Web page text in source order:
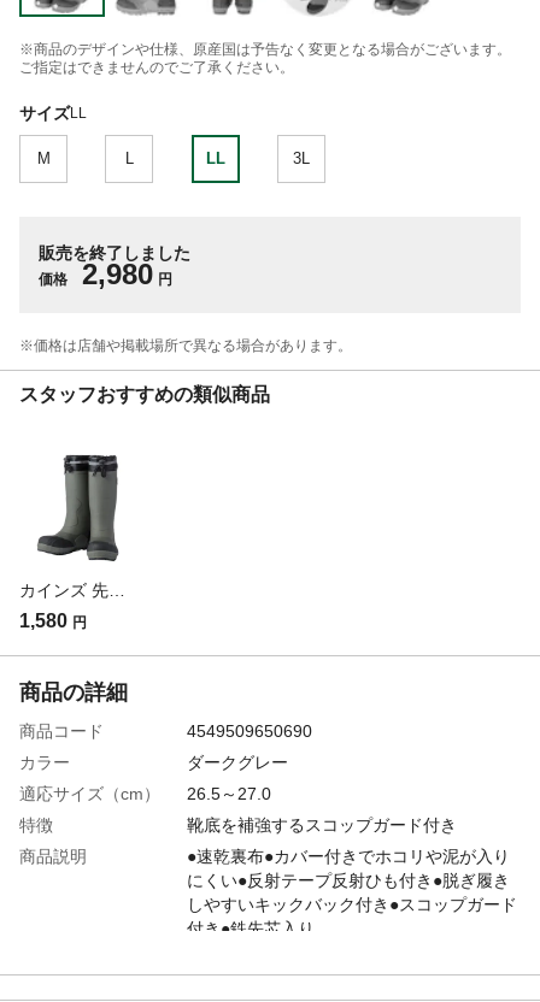
※商品のデザインや仕様、原産国は予告なく変更となる場合がございます。
ご指定はできませんのでご了承ください。
サイズLL
M LL 3L
販売を終了しました
価格 2,980 円
※価格は​店舗や​掲載場所で​異なる​場合が​あります。
スタッフおすすめの類似商品
1,580 円
商品の詳細
商品コード
4549509650690
カラー
ダークグレー
適応サイズ（cm）
26.5～27.0
特徴
靴底を補強するスコップガード付き
商品説明
●速乾裏布●カバー付きでホコリや泥が入り
にくい●反射テープ反射ひも付き●脱ぎ履き
しやすいキックバック付き●スコップガード
付き●鉄先芯入り